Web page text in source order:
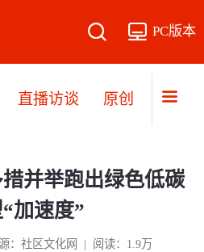
PC版本
直播访谈 原创 文旅
并举跑出绿色低碳
加速度”
：社区文化网 | 阅读：1.9万